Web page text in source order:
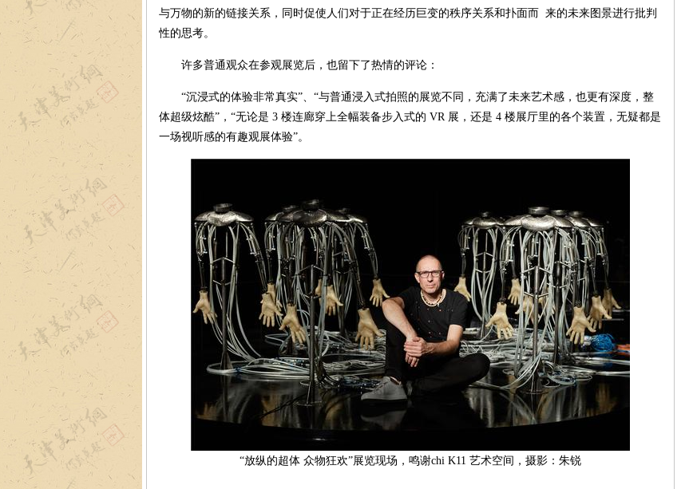
与万物的新的链接关系，同时促使人们对于正在经历巨变的秩序关系和扑面而 来的未来图景进行批判
性的思考。
许多普通观众在参观展览后，也留下了热情的评论：
“沉浸式的体验非常真实”、“与普通浸入式拍照的展览不同，充满了未来艺术感，也更有深度，整
体超级炫酷”，“无论是 3 楼连廊穿上全幅装备步入式的 VR 展，还是 4 楼展厅里的各个装置，无疑都是
一场视听感的有趣观展体验”。
“放纵的超体 众物狂欢”展览现场，鸣谢chi K11 艺术空间，摄影：朱锐